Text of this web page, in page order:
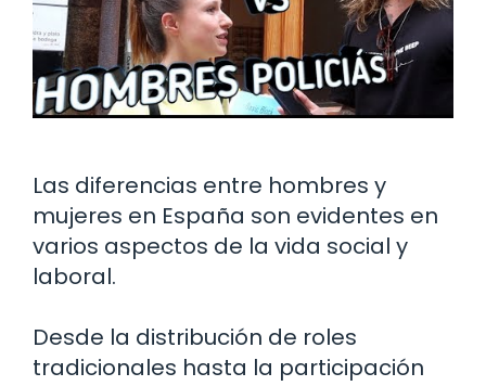
Las diferencias entre hombres y
mujeres en España son evidentes en
varios aspectos de la vida social y
laboral.
Desde la distribución de roles
tradicionales hasta la participación